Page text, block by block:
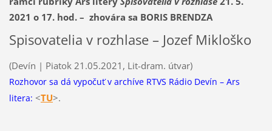
2021 o 17. hod. – zhovára sa BORIS BRENDZA
Spisovatelia v rozhlase – Jozef Mikloško
(Devín | Piatok 21.05.2021, Lit-dram. útvar)
Rozhovor sa dá vypočuť v archíve RTVS Rádio Devín – Ars
litera: <TU>.